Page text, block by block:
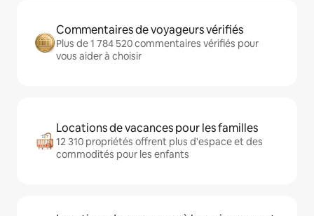
Commentaires de voyageurs vérifiés
Plus de 1 784 520 commentaires vérifiés pour
vous aider à choisir
Locations de vacances pour les familles
12 310 propriétés offrent plus d'espace et des
commodités pour les enfants